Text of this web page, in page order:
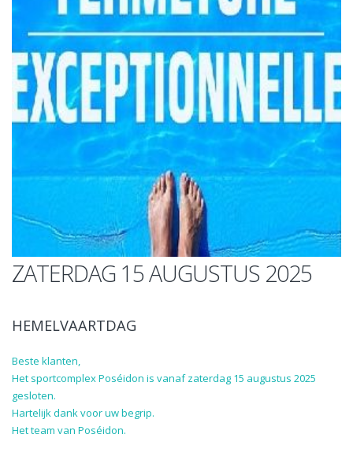
ZATERDAG 15 AUGUSTUS 2025
HEMELVAARTDAG
Beste klanten,
Het sportcomplex Poséidon is vanaf zaterdag 15 augustus 2025
gesloten.
Hartelijk dank voor uw begrip.
Het team van Poséidon.